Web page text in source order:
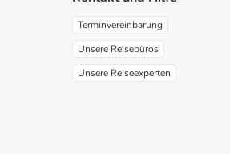
Terminvereinbarung
Unsere Reisebüros
Unsere Reiseexperten